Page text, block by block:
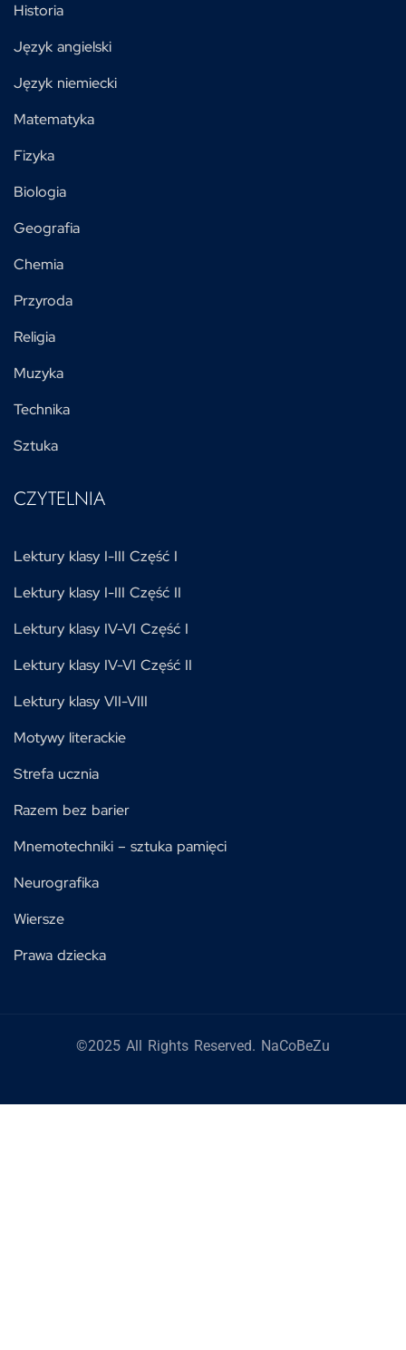
Historia
Język angielski
Język niemiecki
Matematyka
Fizyka
Biologia
Geografia
Chemia
Przyroda
Religia
Muzyka
Technika
Sztuka
CZYTELNIA
Lektury klasy I-III Część I
Lektury klasy I-III Część II
Lektury klasy IV-VI Część I
Lektury klasy IV-VI Część II
Lektury klasy VII-VIII
Motywy literackie
Strefa ucznia
Razem bez barier
Mnemotechniki – sztuka pamięci
Neurografika
Wiersze
Prawa dziecka
©2025 All Rights Reserved. NaCoBeZu